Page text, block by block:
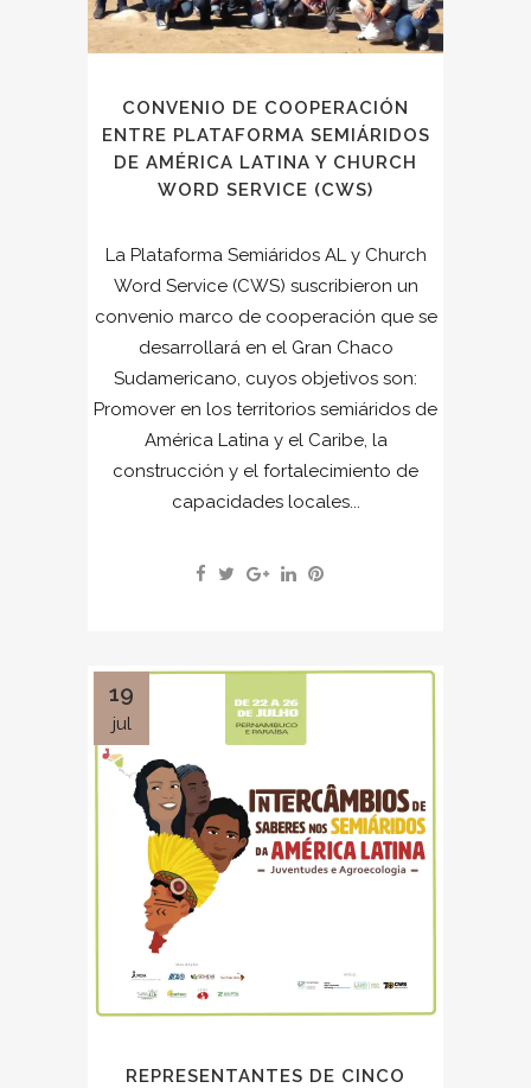
CONVENIO DE COOPERACIÓN
ENTRE PLATAFORMA SEMIÁRIDOS
DE AMÉRICA LATINA Y CHURCH
WORD SERVICE (CWS)
La Plataforma Semiáridos AL y Church
Word Service (CWS) suscribieron un
convenio marco de cooperación que se
desarrollará en el Gran Chaco
Sudamericano, cuyos objetivos son:
Promover en los territorios semiáridos de
América Latina y el Caribe, la
construcción y el fortalecimiento de
capacidades locales...
19
jul
REPRESENTANTES DE CINCO